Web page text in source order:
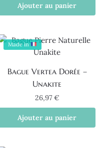
Ajouter au panier
Made in
Bague Vertea Dorée –
Unakite
26,97€
Ajouter au panier